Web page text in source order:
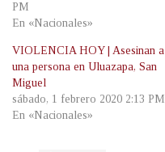
PM
En «Nacionales»
VIOLENCIA HOY | Asesinan a
una persona en Uluazapa, San
Miguel
sábado, 1 febrero 2020 2:13 PM
En «Nacionales»